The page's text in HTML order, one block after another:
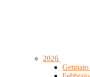
2026
Gennaio